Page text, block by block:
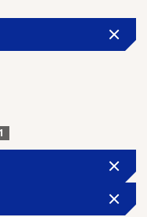
1